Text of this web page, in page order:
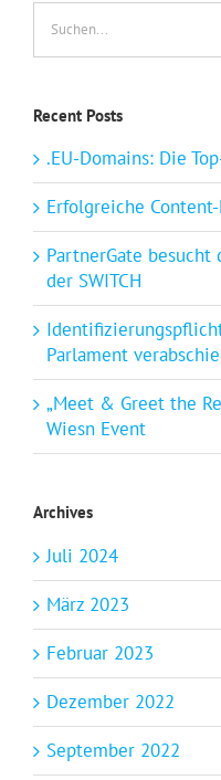
nach:
Recent Posts
.EU-Domains: Die
Erfolgreiche
PartnerGate besucht
der SWITCH
Parlament
„Meet & Greet the
Wiesn Event
Archives
Juli 2024
März 2023
Februar 2023
Dezember 2022
September 2022